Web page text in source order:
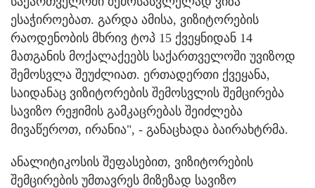
ესაჭიროებათ. გარდა ამისა, ვიზიტორების
რაოდენობის მხრივ ტოპ 15 ქვეყნიდან 14
მათგანის მოქალაქეებს საქართველოში უვიზოდ
შემოსვლა შეუძლიათ. ერთადერთი ქვეყანა,
საიდანაც ვიზიტორების შემოსვლის შემცირება
სავიზო რეჟიმის გამკაცრებას შეიძლება
მივაწეროთ, ირანია", - განაცხადა ბაირახტრმა.
ანალიტიკოსის შეფასებით, ვიზიტორების
შემცირების უმთავრეს მიზეზად სავიზო